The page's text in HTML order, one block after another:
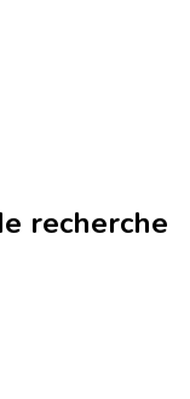
recherche